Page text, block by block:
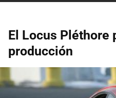
El Locus Pléthore
producción